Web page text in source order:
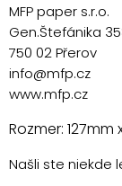
MFP paper s.r.o.
Gen.Štefánika
750 02 Přerov
info@mfp.cz
www.mfp.cz
Rozmer: 127mm
Našli ste niekde